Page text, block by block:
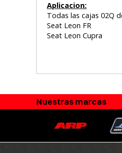
Aplicacion:
Todas las cajas 02Q
Seat Leon FR
Seat Leon Cupra
Nuestras marcas